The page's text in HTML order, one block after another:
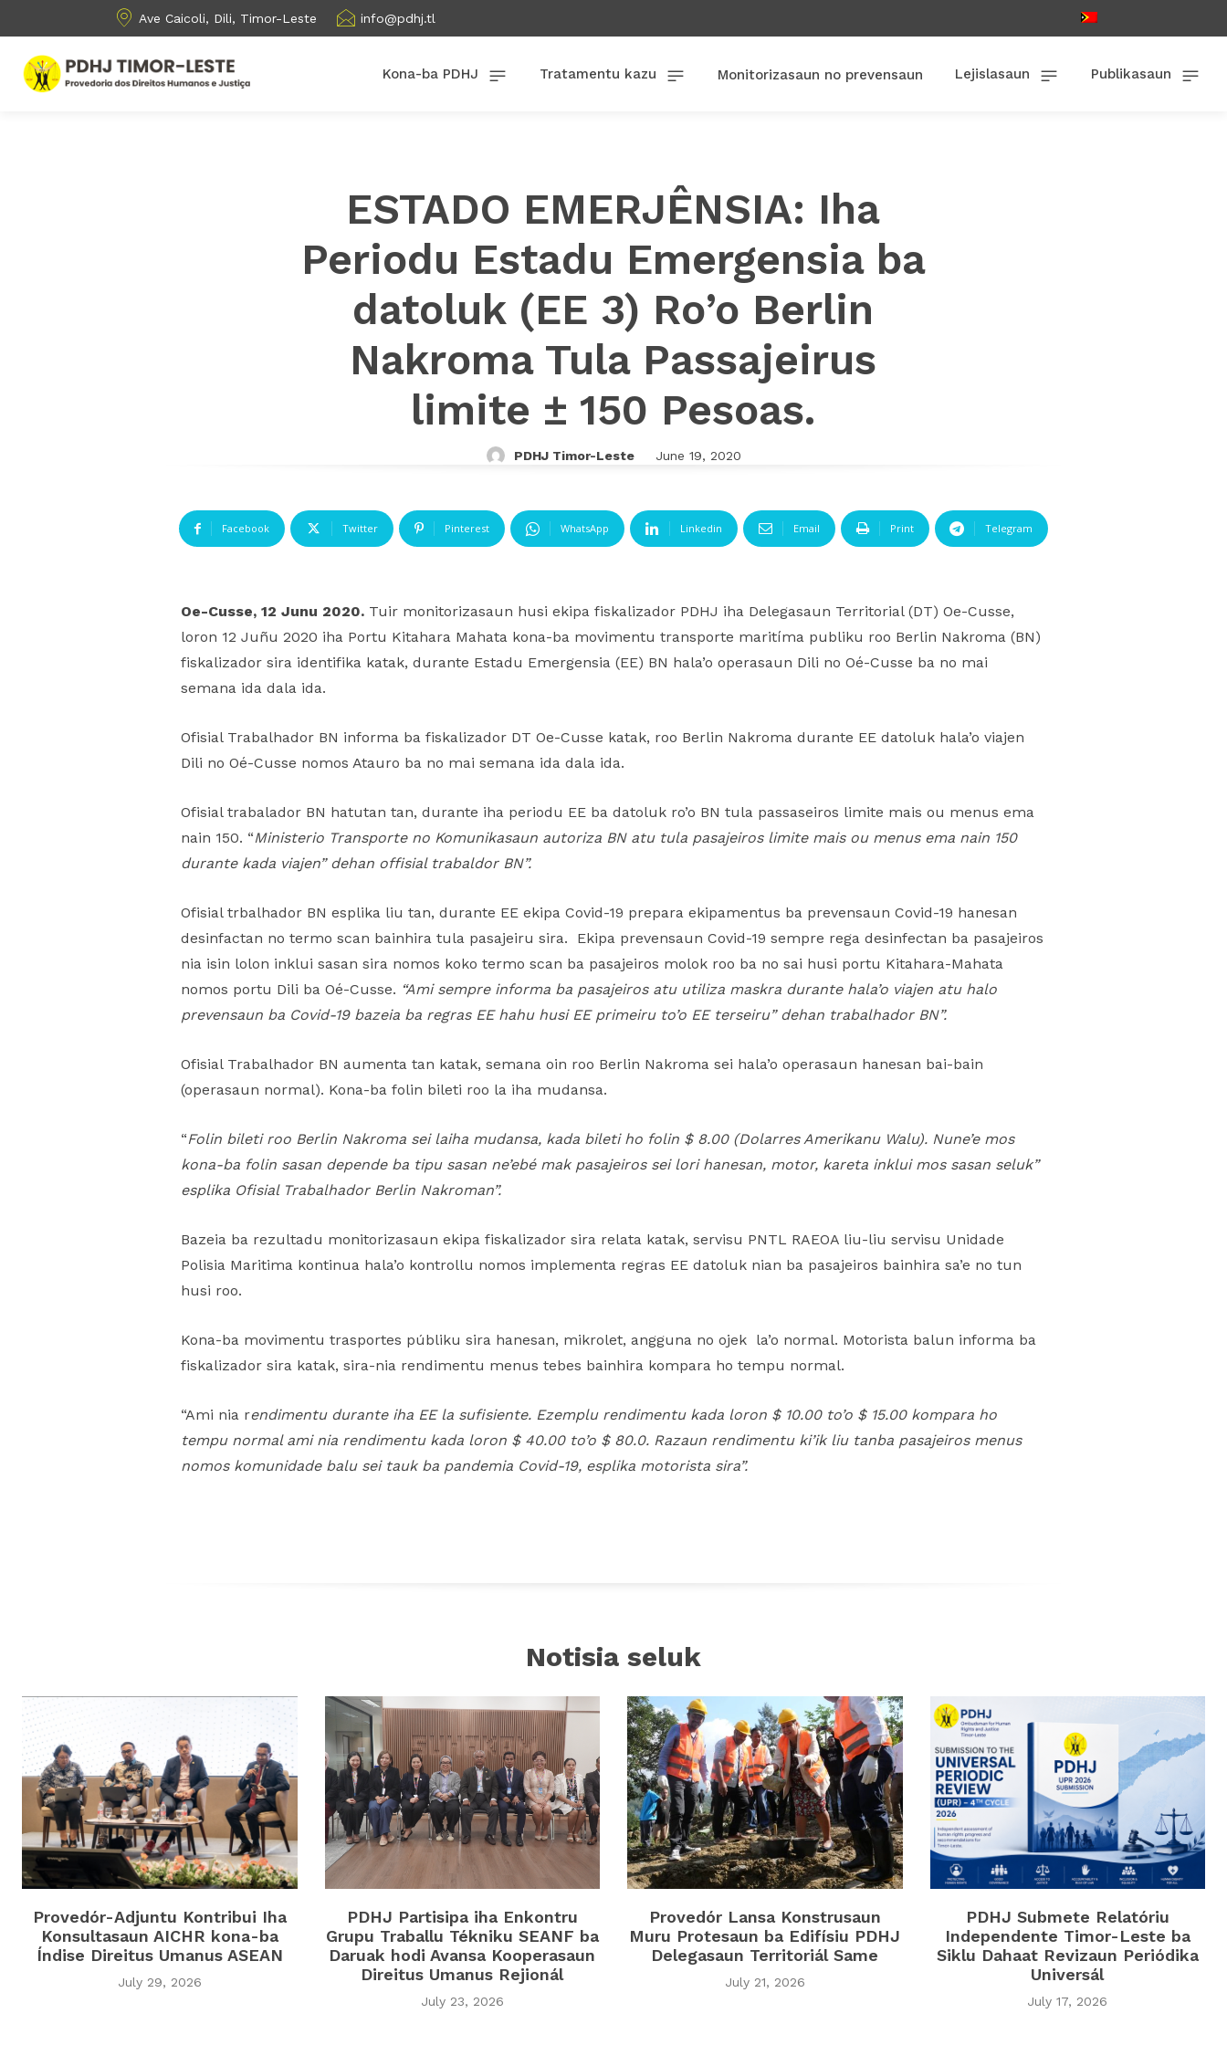
Ave Caicoli, Dili, Timor-Leste info@pdhj.tl
Kona-ba PDHJ Tratamentu kazu Monitorizasaun no prevensaun Lejislasaun Publikasaun
ESTADO EMERJÊNSIA: Iha
Periodu Estadu Emergensia ba
datoluk (EE 3) Ro’o Berlin
Nakroma Tula Passajeirus
limite ± 150 Pesoas.
PDHJ Timor-Leste June 19, 2020
Facebook Twitter Pinterest WhatsApp Linkedin Email Print Telegram
Oe-Cusse, 12 Junu 2020. Tuir monitorizasaun husi ekipa fiskalizador PDHJ iha Delegasaun Territorial (DT) Oe-Cusse,
loron 12 Juñu 2020 iha Portu Kitahara Mahata kona-ba movimentu transporte maritíma publiku roo Berlin Nakroma (BN)
fiskalizador sira identifika katak, durante Estadu Emergensia (EE) BN hala’o operasaun Dili no Oé-Cusse ba no mai
semana ida dala ida.
Ofisial Trabalhador BN informa ba fiskalizador DT Oe-Cusse katak, roo Berlin Nakroma durante EE datoluk hala’o viajen
Dili no Oé-Cusse nomos Atauro ba no mai semana ida dala ida.
Ofisial trabalador BN hatutan tan, durante iha periodu EE ba datoluk ro’o BN tula passaseiros limite mais ou menus ema
nain 150. “Ministerio Transporte no Komunikasaun autoriza BN atu tula pasajeiros limite mais ou menus ema nain 150
durante kada viajen” dehan offisial trabaldor BN”.
Ofisial trbalhador BN esplika liu tan, durante EE ekipa Covid-19 prepara ekipamentus ba prevensaun Covid-19 hanesan
desinfactan no termo scan bainhira tula pasajeiru sira. Ekipa prevensaun Covid-19 sempre rega desinfectan ba pasajeiros
nia isin lolon inklui sasan sira nomos koko termo scan ba pasajeiros molok roo ba no sai husi portu Kitahara-Mahata
nomos portu Dili ba Oé-Cusse. “Ami sempre informa ba pasajeiros atu utiliza maskra durante hala’o viajen atu halo
prevensaun ba Covid-19 bazeia ba regras EE hahu husi EE primeiru to’o EE terseiru” dehan trabalhador BN”.
Ofisial Trabalhador BN aumenta tan katak, semana oin roo Berlin Nakroma sei hala’o operasaun hanesan bai-bain
(operasaun normal). Kona-ba folin bileti roo la iha mudansa.
“Folin bileti roo Berlin Nakroma sei laiha mudansa, kada bileti ho folin $ 8.00 (Dolarres Amerikanu Walu). Nune’e mos
kona-ba folin sasan depende ba tipu sasan ne’ebé mak pasajeiros sei lori hanesan, motor, kareta inklui mos sasan seluk”
esplika Ofisial Trabalhador Berlin Nakroman”.
Bazeia ba rezultadu monitorizasaun ekipa fiskalizador sira relata katak, servisu PNTL RAEOA liu-liu servisu Unidade
Polisia Maritima kontinua hala’o kontrollu nomos implementa regras EE datoluk nian ba pasajeiros bainhira sa’e no tun
husi roo.
Kona-ba movimentu trasportes públiku sira hanesan, mikrolet, angguna no ojek la’o normal. Motorista balun informa ba
fiskalizador sira katak, sira-nia rendimentu menus tebes bainhira kompara ho tempu normal.
“Ami nia rendimentu durante iha EE la sufsiente. Ezemplu rendimentu kada loron $ 10.00 to’o $ 15.00 kompara ho
tempu normal ami nia rendimentu kada loron $ 40.00 to’o $ 80.0. Razaun rendimentu ki’ik liu tanba pasajeiros menus
nomos komunidade balu sei taukba pandemia Covid-19, esplika motorista sira”.
Notisia seluk
Provedór-Adjuntu Kontribui Iha
Konsultasaun AICHR kona-ba
Índise Direitus Umanus ASEAN
July 29, 2026
PDHJ Partisipa iha Enkontru
Grupu Traballu Tékniku SEANF ba
Daruak hodi Avansa Kooperasaun
Direitus Umanus Rejionál
July 23, 2026
Provedór Lansa Konstrusaun
Muru Protesaun ba Edifísiu PDHJ
Delegasaun Territoriál Same
July 21, 2026
PDHJ Submete Relatóriu
Independente Timor-Leste ba
Siklu Dahaat Revizaun Periódika
Universál
July 17, 2026